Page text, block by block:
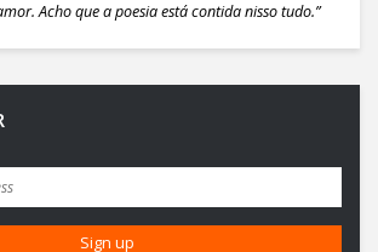
Acho que a poesia está contida nisso tudo.”